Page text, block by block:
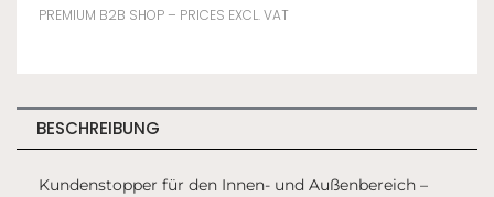
A-
Menge
PREMIUM B2B SHOP – PRICES EXCL. VAT
BESCHREIBUNG
Kundenstopper für den Innen- und Außenbereich –